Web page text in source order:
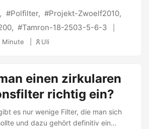
6.3 mit davor geschnalltem Polfilter.
#188 - Uli
Polfilter
Projekt-Zwoelf2010
Tamron-18-2503-5-6-3
Minute Uli
einen zirkularen
richtig ein?
es nur wenige Filter, die man sich
und dazu gehört definitiv ein